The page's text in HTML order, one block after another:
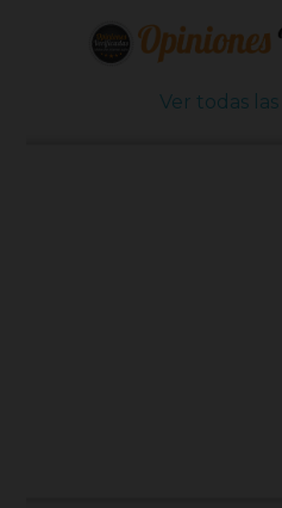
Ver todas